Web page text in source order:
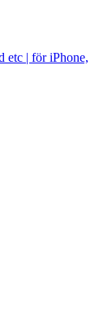
etc | för iPhone,